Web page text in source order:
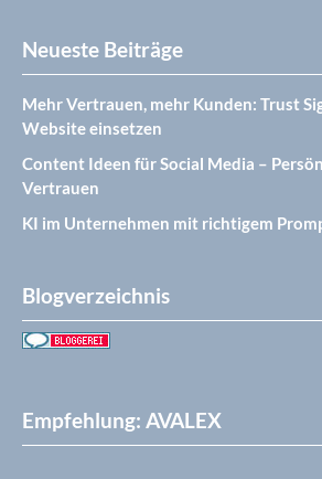
Neueste Beiträge
Mehr Vertrauen, mehr Kunden: Trust
Website einsetzen
Content Ideen für Social Media –
Vertrauen
KI im Unternehmen mit richtigem
Blogverzeichnis
Empfehlung: AVALEX